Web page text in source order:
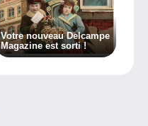
Votre nouveau Delcampe
Magazine est sorti !